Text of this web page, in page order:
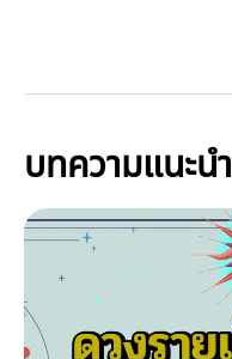
บทความแนะนำ